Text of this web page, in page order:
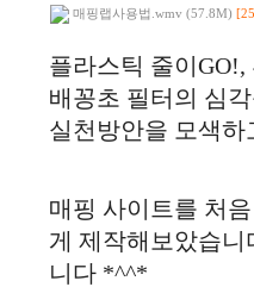
매핑랩사용법.wmv (57.8M)
플라스틱 줄이 GO!,
배꽁초 필터의 심
실천방안을 모색
매핑 사이트를 처
게 제작해보았습니
니다 *^^*